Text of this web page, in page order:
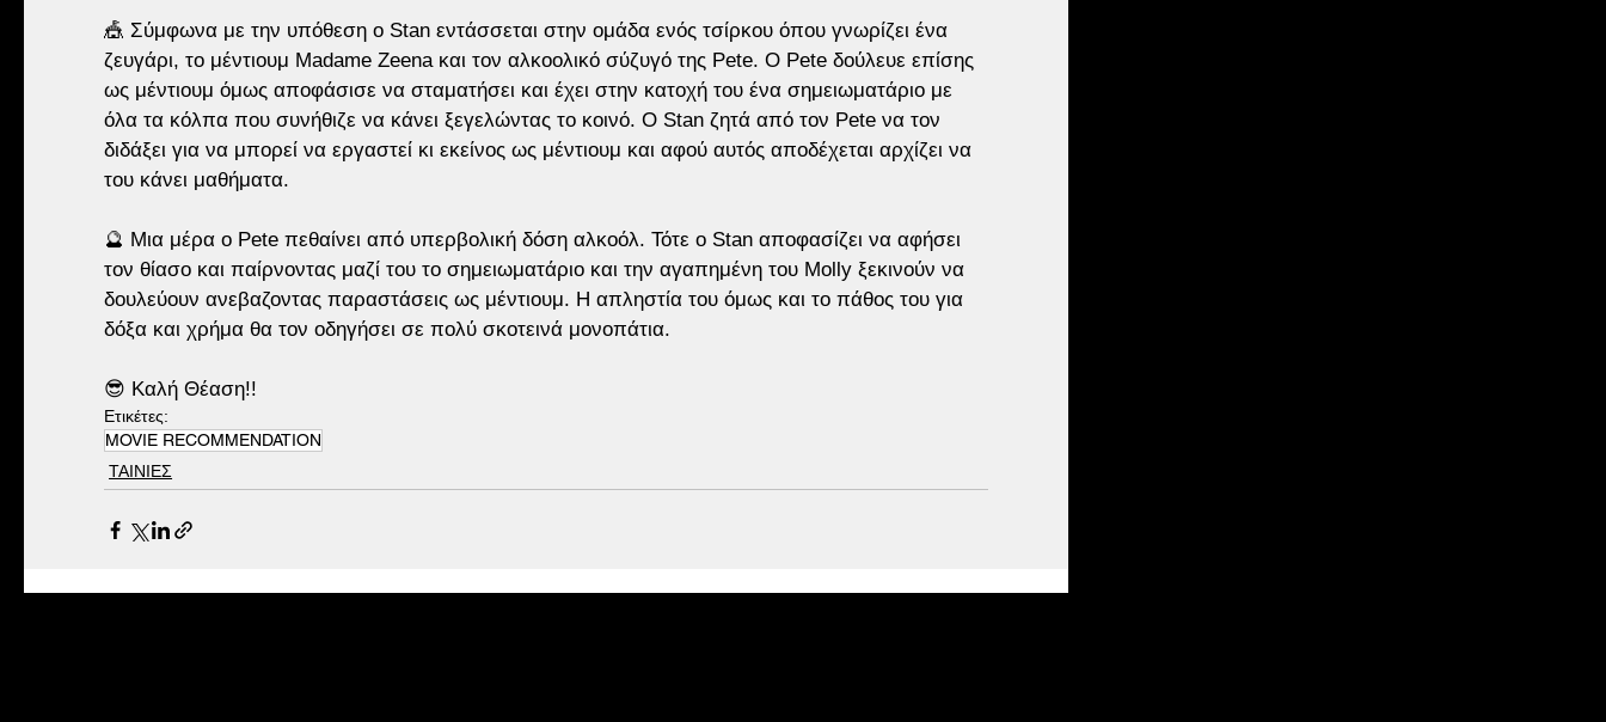
🎪 Σύμφωνα με την υπόθεση ο Stan εντάσσεται στην ομάδα ενός τσίρκου όπου γνωρίζει ένα
ζευγάρι, το μέντιουμ Madame Zeena και τον αλκοολικό σύζυγό της Pete. Ο Pete δούλευε επίσης
ως μέντιουμ όμως αποφάσισε να σταματήσει και έχει στην κατοχή του ένα σημειωματάριο με
όλα τα κόλπα που συνήθιζε να κάνει ξεγελώντας το κοινό. Ο Stan ζητά από τον Pete να τον
διδάξει για να μπορεί να εργαστεί κι εκείνος ως μέντιουμ και αφού αυτός αποδέχεται αρχίζει να
του κάνει μαθήματα.
🔮 Μια μέρα ο Pete πεθαίνει από υπερβολική δόση αλκοόλ. Τότε ο Stan αποφασίζει να αφήσει
τον θίασο και παίρνοντας μαζί του το σημειωματάριο και την αγαπημένη του Molly ξεκινούν να
δουλεύουν ανεβαζοντας παραστάσεις ως μέντιουμ. Η απληστία του όμως και το πάθος του για
δόξα και χρήμα θα τον οδηγήσει σε πολύ σκοτεινά μονοπάτια.
😎 Καλή Θέαση!!
Ετικέτες:
MOVIE RECOMMENDATION
ΤΑΙΝΙΕΣ